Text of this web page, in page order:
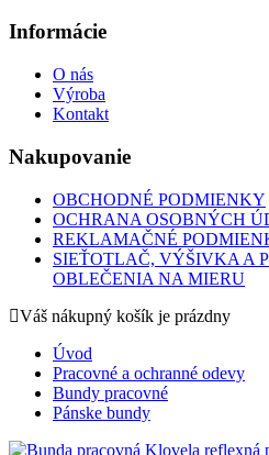
Informácie
O nás
Výroba
Kontakt
Nakupovanie
OBCHODNÉ PODMIENKY
OCHRANA OSOBNÝCH
REKLAMAČNÉ
SIEŤOTLAČ, VÝŠIVKA A
OBLEČENIA NA MIERU
Váš nákupný košík je prázdny
Úvod
Pracovné a ochranné odevy
Bundy pracovné
Pánske bundy